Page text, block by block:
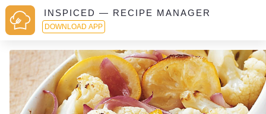
INSPICED — RECIPE MANAGER
DOWNLOAD APP